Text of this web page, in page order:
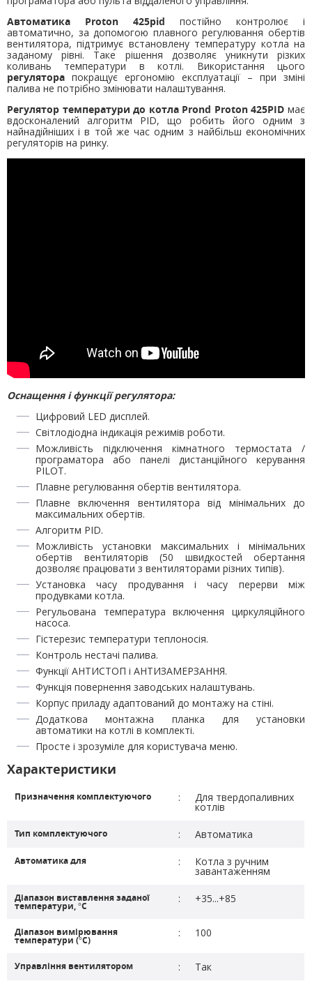
Автоматика Proton 425pid постійно контролює і
автоматично, за допомогою плавного регулювання обертів
вентилятора, підтримує встановлену температуру котла на
заданому рівні. Таке рішення дозволяє уникнути різких
коливань температури в котлі. Використання цього
регулятора покращує ергономію експлуатації – при зміні
палива не потрібно змінювати налаштування.
Регулятор температури до котла Prond Proton 425PID має
вдосконалений алгоритм PID, що робить його одним з
найнадійніших і в той же час одним з найбільш економічних
регуляторів на ринку.
Оснащення і функції регулятора:
Цифровий LЕD дисплей.
Світлодіодна індикація режимів роботи.
Можливість підключення кімнатного термостата /
програматора або панелі дистанційного керування
PILOT.
Плавне регулювання обертів вентилятора.
Плавне включення вентилятора від мінімальних до
максимальних обертів.
Алгоритм PID.
Можливість установки максимальних і мінімальних
обертів вентиляторів (50 швидкостей обертання
дозволяє працювати з вентиляторами різних типів).
Установка часу продування і часу перерви між
продувками котла.
Регульована температура включення циркуляційного
насоса.
Гістерезис температури теплоносія.
Контроль нестачі палива.
Функції АНТИСТОП і АНТИЗАМЕРЗАННЯ.
Функція повернення заводських налаштувань.
Корпус приладу адаптований до монтажу на стіні.
Додаткова монтажна планка для установки
автоматики на котлі в комплекті.
Просте і зрозуміле для користувача меню.
Характеристики
Призначення комплектуючого : Для твердопаливних
котлів
Тип комплектуючого : Автоматика
Автоматика для : Котла з ручним
завантаженням
Діапазон виставлення заданої
температури, °C
: +35...+85
Діапазон вимірювання
температури (°C)
: 100
Управління вентилятором : Так